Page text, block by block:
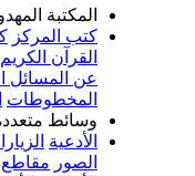
المهدوية
كتب أخرى
المهدي في
المسائل المهدويّة
المكتبة الأدبية
متعددة
الزيارات المحاضرات
مقاطع مهدوية